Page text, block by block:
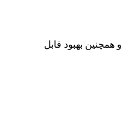
همچنین بهبود قابل